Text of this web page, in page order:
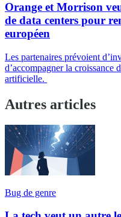
Orange et Morrison
de data centers pour
européen
Les partenaires prévoient
d’accompagner la croissance
artificielle.
Autres articles
Bug de genre